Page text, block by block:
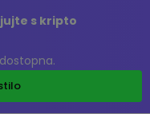
s kripto